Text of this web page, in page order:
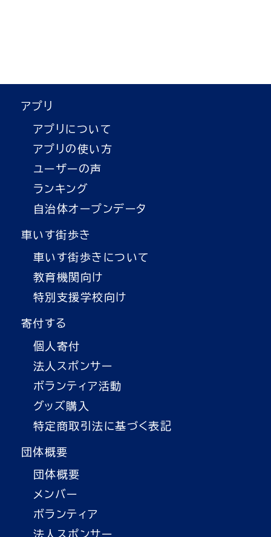
アプリ
アプリについて
アプリの使い方
ユーザーの声
ランキング
自治体オープンデータ
車いす街歩き
車いす街歩きについて
教育機関向け
特別支援学校向け
寄付する
個人寄付
法人スポンサー
ボランティア活動
グッズ購入
特定商取引法に基づく表記
団体概要
団体概要
メンバー
ボランティア
法人スポンサー